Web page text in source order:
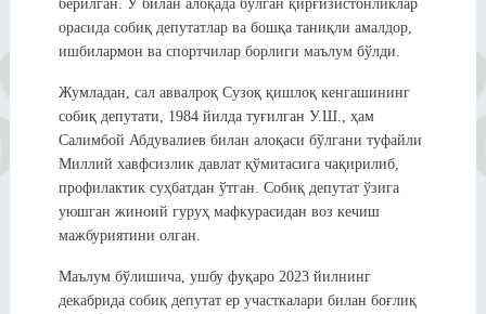
берилган. У билан алоқада бўлган қирғизистонликлар
орасида собиқ депутатлар ва бошқа таниқли амалдор,
ишбилармон ва спортчилар борлиги маълум бўлди.
Жумладан, сал аввалроқ Сузоқ қишлоқ кенгашининг
собиқ депутати, 1984 йилда туғилган У.Ш., ҳам
Салимбой Абдувалиев билан алоқаси бўлгани туфайли
Миллий хавфсизлик давлат қўмитасига чақирилиб,
профилактик суҳбатдан ўтган. Собиқ депутат ўзига
уюшган жиноий гуруҳ мафкурасидан воз кечиш
мажбуриятини олган.
Маълум бўлишича, ушбу фуқаро 2023 йилнинг
декабрида собиқ депутат ер участкалари билан боғлиқ